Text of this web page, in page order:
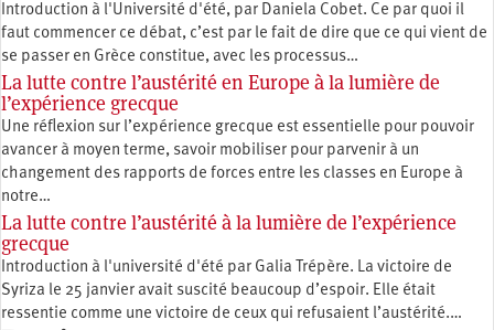
Introduction à l'Université d'été, par Daniela Cobet. Ce par quoi il
faut commencer ce débat, c’est par le fait de dire que ce qui vient de
se passer en Grèce constitue, avec les processus…
La lutte contre l’austérité en Europe à la lumière de
l’expérience grecque
Une réflexion sur l’expérience grecque est essentielle pour pouvoir
avancer à moyen terme, savoir mobiliser pour parvenir à un
changement des rapports de forces entre les classes en Europe à
notre…
La lutte contre l’austérité à la lumière de l’expérience
grecque
Introduction à l'université d'été par Galia Trépère. La victoire de
Syriza le 25 janvier avait suscité beaucoup d’espoir. Elle était
ressentie comme une victoire de ceux qui refusaient l’austérité.…